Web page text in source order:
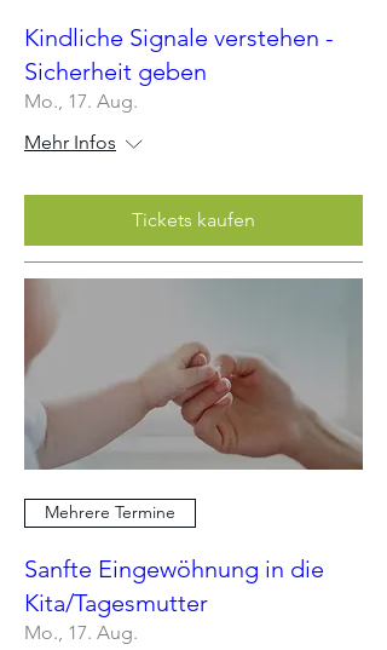
Kindliche Signale verstehen -
Sicherheit geben
Mo., 17. Aug.
Mehr Infos
Tickets kaufen
Mehrere Termine
Sanfte Eingewöhnung in die
Kita/Tagesmutter
Mo., 17. Aug.